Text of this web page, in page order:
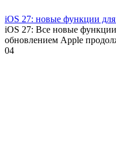
iOS 27: новые функции для
iOS 27: Все новые
обновлением Apple
04